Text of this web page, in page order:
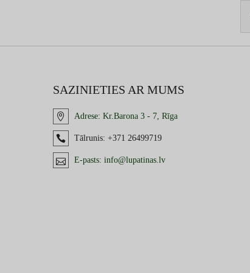
SAZINIETIES AR MUMS
Adrese: Kr.Barona 3 - 7, Rīga
Tālrunis: +371 26499719
E-pasts: info@lupatinas.lv